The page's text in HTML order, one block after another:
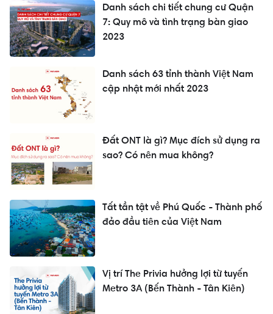
Danh sách chi tiết chung cư Quận
7: Quy mô và tình trạng bàn giao
2023
Danh sách 63 tỉnh thành Việt Nam
cập nhật mới nhất 2023
Đất ONT là gì? Mục đích sử dụng ra
sao? Có nên mua không?
Tất tần tật về Phú Quốc - Thành phố
đảo đầu tiên của Việt Nam
Vị trí The Privia hưởng lợi từ tuyến
Metro 3A (Bến Thành - Tân Kiên)